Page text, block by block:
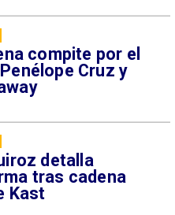
compite por el
Cruz y
detalla
tras cadena
Kast